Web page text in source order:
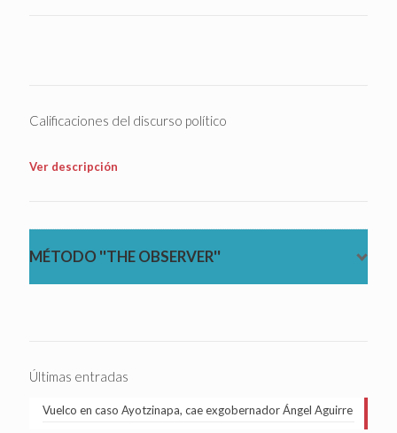
Calificaciones del discurso político
Ver descripción
MÉTODO ''THE OBSERVER''
Últimas entradas
Vuelco en caso Ayotzinapa, cae exgobernador Ángel Aguirre